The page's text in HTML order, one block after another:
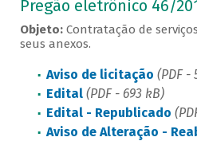
Pregão eletrônico 46/
Objeto: Contratação de
seus anexos.
Aviso de licitação (PDF -
Edital (PDF - 693 kB)
Edital - Republicado
Aviso de Alteração -